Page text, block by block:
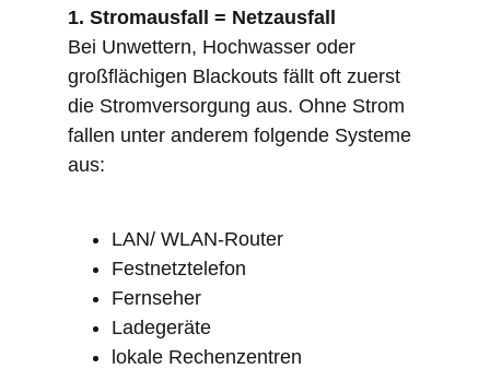
1. Stromausfall = Netzausfall
Bei Unwettern, Hochwasser oder
großflächigen Blackouts fällt oft zuerst
die Stromversorgung aus. Ohne Strom
fallen unter anderem folgende Systeme
aus:
LAN/ WLAN-Router
Festnetztelefon
Fernseher
Ladegeräte
lokale Rechenzentren